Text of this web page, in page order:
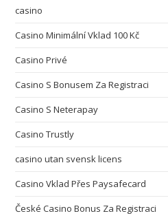
casino
Casino Minimální Vklad 100 Kč
Casino Privé
Casino S Bonusem Za Registraci
Casino S Neterapay
Casino Trustly
casino utan svensk licens
Casino Vklad Přes Paysafecard
České Casino Bonus Za Registraci